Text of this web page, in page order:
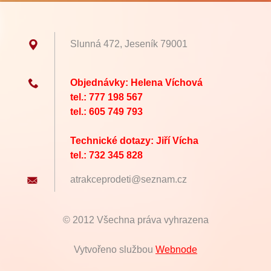
Slunná 472, Jeseník 79001
Objednávky: Helena Víchová
tel.: 777 198 567
tel.: 605 749 793
Technické dotazy: Jiří Vícha
tel.: 732 345 828
atrakceprodeti@seznam.cz
© 2012 Všechna práva vyhrazena
Vytvořeno službou Webnode